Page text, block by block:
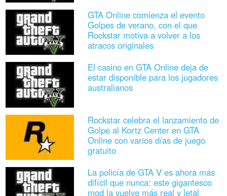
GTA Online comienza el evento
Golpes de verano, con el que
Rockstar motiva a volver a los
atracos originales
El casino en GTA Online deja de
estar disponible para los jugadores
australianos
Rockstar celebra el lanzamiento de
Golpe al Kortz Center en GTA
Online con varios días de juego
gratuito
La policía de GTA V es ahora más
difícil que nunca: este gigantesco
mod la vuelve más real y letal